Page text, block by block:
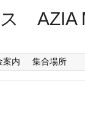
AZIA
案内 集合場所